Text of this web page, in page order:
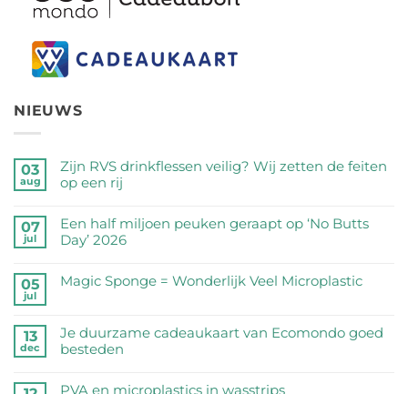
NIEUWS
03
aug
Zijn RVS drinkflessen veilig? Wij zetten de feiten
op een rij
reacties
op
Zijn
drinkflessen
zetten
de
op
07
jul
Een half miljoen peuken geraapt op ‘No Butts
Day’ 2026
reacties
half
miljoen
peuken
05
jul
Magic Sponge = Wonderlijk Veel Microplastic
op
Magic
=
13
dec
Je duurzame cadeaukaart van Ecomondo goed
besteden
reacties
PVA en microplastics in wasstrips